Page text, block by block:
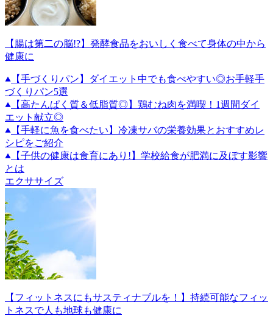
【腸は第二の脳!?】発酵食品をおいしく食べて身体の中から
健康に
【手づくりパン】ダイエット中でも食べやすい◎お手軽手
づくりパン5選
【高たんぱく質＆低脂質◎】鶏むね肉を満喫！1週間ダイ
エット献立◎
【手軽に魚を食べたい】冷凍サバの栄養効果とおすすめレ
シピをご紹介
【子供の健康は食育にあり!】学校給食が肥満に及ぼす影響
とは
エクササイズ
【フィットネスにもサスティナブルを！】持続可能なフィッ
トネスで人も地球も健康に